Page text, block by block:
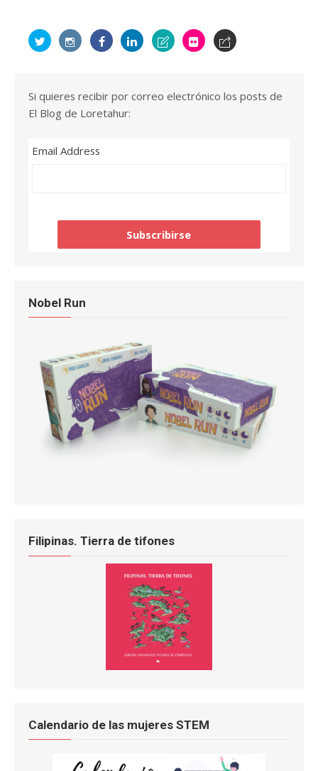
Si quieres recibir por correo electrónico los posts de
El Blog de Loretahur:
Email Address
Nobel Run
Filipinas. Tierra de tifones
Calendario de las mujeres STEM